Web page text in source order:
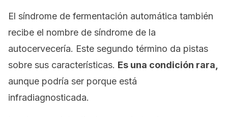
El síndrome de fermentación automática también
recibe el nombre de síndrome de la
autocervecería. Este segundo término da pistas
sobre sus características. Es una condición rara,
aunque podría ser porque está
infradiagnosticada.